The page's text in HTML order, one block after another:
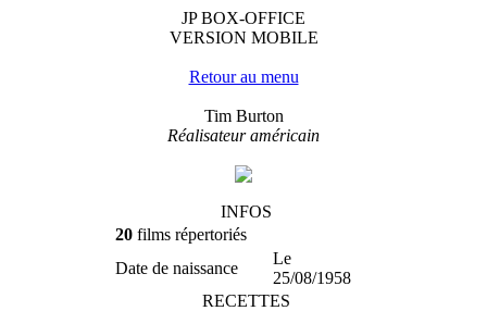
JP BOX-OFFICE
VERSION MOBILE
Retour au menu
Tim Burton
Réalisateur américain
INFOS
20films répertoriés
Date de naissance
Le
25/08/1958
RECETTES